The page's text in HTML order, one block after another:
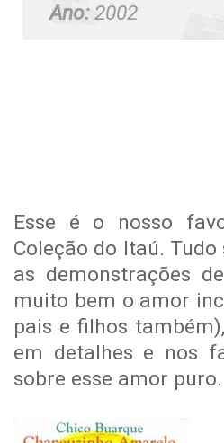
Ano:2002
Esse é o nosso
Coleção do Itaú.
as demonstrações
muito bem o amor
pais e filhos
em detalhes e nos
sobre esse amor puro.